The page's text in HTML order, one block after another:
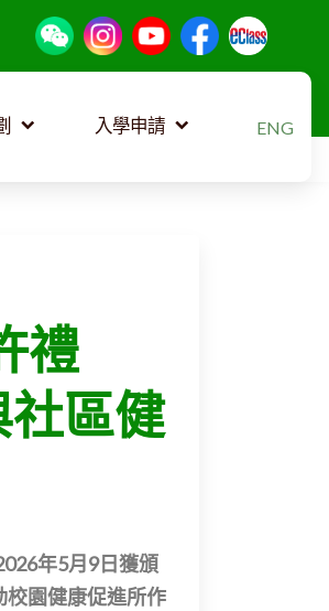
入學申請 ENG
禮
區健
年5月9日獲頒
園健康促進所作